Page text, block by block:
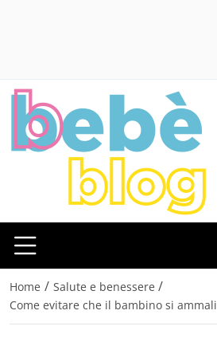
Home / Salute e benessere /
Come evitare che il bambino si ammali